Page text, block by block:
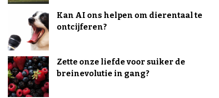
Kan AI ons helpen om dierentaal te
ontcijferen?
Zette onze liefde voor suiker de
breinevolutie in gang?